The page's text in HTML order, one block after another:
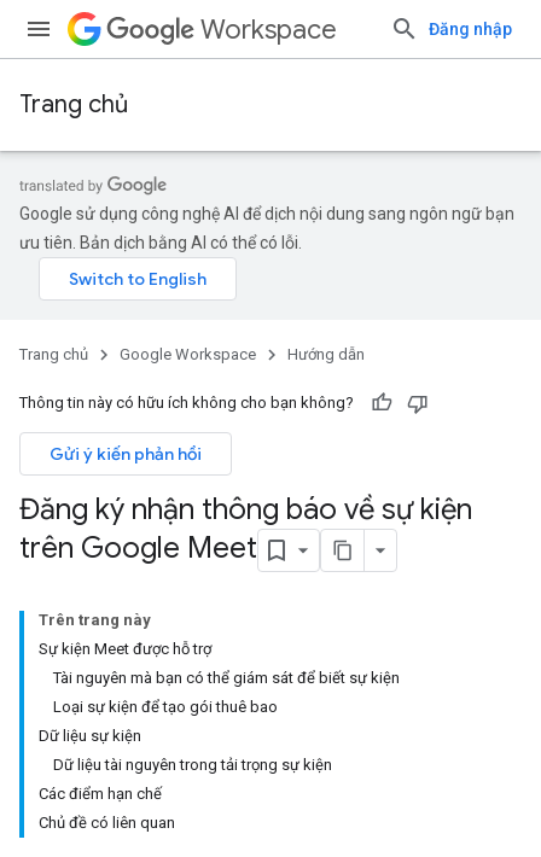
Workspace Đăng nhập
Trang chủ
Google sử dụng công nghệ AI để dịch nội dung sang ngôn ngữ bạn
ưu tiên. Bản dịch bằng AI có thể có lỗi.
Trang chủ Google Workspace Hướng dẫn
Thông tin này có hữu ích không cho bạn không?
Gửi ý kiến phản hồi
Đăng ký nhận thông báo về sự kiện
trên Google Meet
Trên trang này
Sự kiện Meet được hỗ trợ
Tài nguyên mà bạn có thể giám sát để biết sự kiện
Loại sự kiện để tạo gói thuê bao
Dữ liệu sự kiện
Dữ liệu tài nguyên trong tải trọng sự kiện
Các điểm hạn chế
Chủ đề có liên quan